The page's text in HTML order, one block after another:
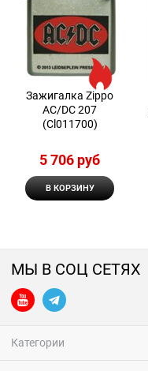
Зажигалка Zippo
AC/DC 207
(Cl011700)
5 706 руб
В КОРЗИНУ
МЫ В СОЦ СЕТЯХ
Категории